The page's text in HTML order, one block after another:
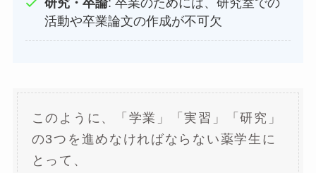
研究・卒論: 卒業のためには、研究室での
活動や卒業論文の作成が不可欠
このように、「学業」「実習」「研究」
の3つを進めなければならない薬学生に
とって、